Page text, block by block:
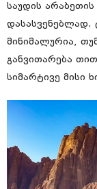
საუდის არაბეთის
დასასვენებლად.
მინიმალურია,
განვითარება
სიმარტივე მისი